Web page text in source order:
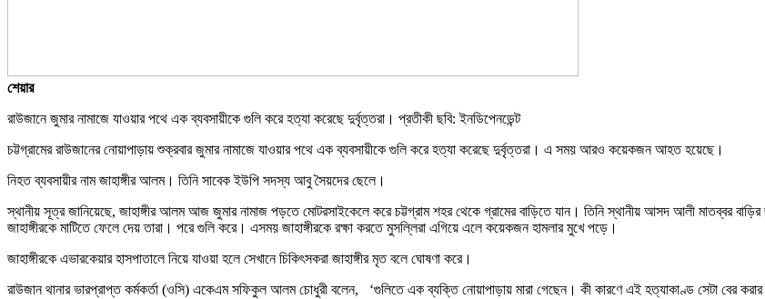
শেয়ার
রাউজানে জুমার নামাজে যাওয়ার পথে এক ব্যবসায়ীকে গুলি করে হত্যা করেছে দুর্বৃত্তরা। প্রতীকী ছবি: ইনডিপেনডেন্ট
চট্টগ্রামের রাউজানের নোয়াপাড়ায় শুক্রবার জুমার নামাজে যাওয়ার পথে এক ব্যবসায়ীকে গুলি করে হত্যা করেছে দুর্বৃত্তরা। এ সময় আরও কয়েকজন আহত হয়েছে।
নিহত ব্যবসায়ীর নাম জাহাঙ্গীর আলম। তিনি সাবেক ইউপি সদস্য আবু সৈয়দের ছেলে।
স্থানীয় সূত্র জানিয়েছে, জাহাঙ্গীর আলম আজ জুমার নামাজ পড়তে মোটরসাইকেলে করে চট্টগ্রাম শহর থেকে গ্রামের বাড়িতে যান। তিনি স্থানীয় আসদ আলী মাতব্বর
জাহাঙ্গীরকে মাটিতে ফেলে দেয় তারা। পরে গুলি করে। এসময় জাহাঙ্গীরকে রক্ষা করতে মুসল্লিরা এগিয়ে এলে কয়েকজন হামলার মুখে পড়ে।
জাহাঙ্গীরকে এভারকেয়ার হাসপাতালে নিয়ে যাওয়া হলে সেখানে চিকিৎসকরা জাহাঙ্গীর মৃত বলে ঘোষণা করে।
রাউজান থানার ভারপ্রাপ্ত কর্মকর্তা (ওসি) একেএম সফিকুল আলম চোধুরী বলেন, ‘গুলিতে এক ব্যক্তি নোয়াপাড়ায় মারা গেছেন। কী কারণে এই হত্যাকাণ্ড সেটা বের করার